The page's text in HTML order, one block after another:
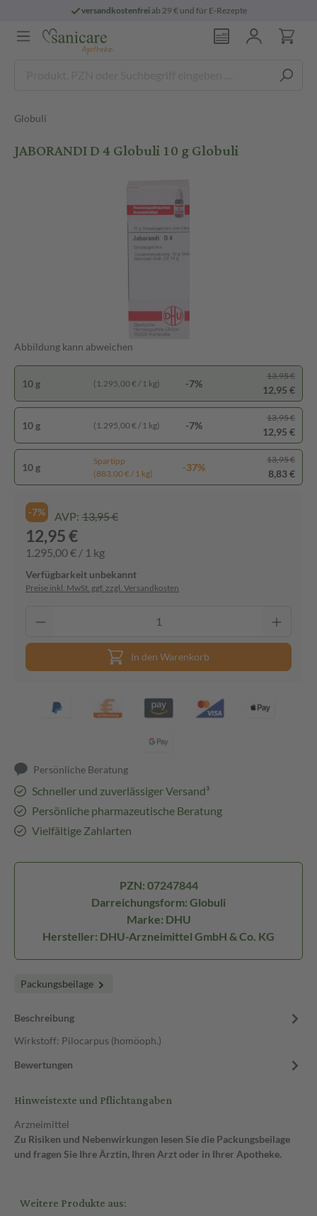
versandkostenfreiab 29 € und für E-Rezepte
Globuli
JABORANDI D 4 Globuli 10 g Globuli
Abbildung kann abweichen
10 g (1.295,00 € / 1 kg) -7%
13,95 €
12,95 €
10 g (1.295,00 € / 1 kg) -7%
13,95 €
12,95 €
10 g
Spartipp
(883,00 € / 1 kg)
-37%
13,95 €
8,83 €
-7% AVP: 13,95 €
12,95 €
1.295,00 € / 1 kg
Verfügbarkeit unbekannt
Preise inkl. MwSt. ggf. zzgl. Versandkosten
In den Warenkorb
Persönliche Beratung
Schneller und zuverlässiger Versand³
Persönliche pharmazeutische Beratung
Vielfältige Zahlarten
PZN: 07247844
Darreichungsform: Globuli
Marke: DHU
Hersteller: DHU-Arzneimittel GmbH & Co. KG
Packungsbeilage
Beschreibung
Wirkstoff: Pilocarpus (homöoph.)
Bewertungen
Hinweistexte und Pflichtangaben
Arzneimittel
Zu Risiken und Nebenwirkungen lesen Sie die Packungsbeilage
und fragen Sie Ihre Ärztin, Ihren Arzt oder in Ihrer Apotheke.
Weitere Produkte aus: